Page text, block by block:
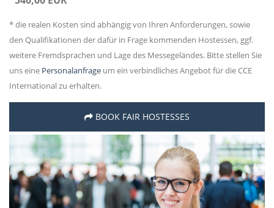
* die realen Kosten sind abhängig von Ihren Anforderungen, sowie
den Qualifikationen der dafür in Frage kommenden Hostessen, ggf.
weitere Fremdsprachen und Lage des Messegeländes. Bitte stellen Sie
uns eine Personalanfrage um ein verbindliches Angebot für die CCE
International zu erhalten.
BOOK FAIR HOSTESSES